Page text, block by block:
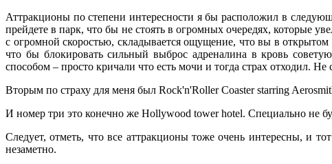
Аттракционы по степени интересности я бы расположил в
прейдете в парк, что бы не стоять в огромных очередях, которые
с огромной скоростью, складывается ощущение, что вы в
что бы блокировать сильный выброс адреналина в кровь
способом – просто кричали что есть мочи и тогда страх отходил.
Вторым по страху для меня был Rock'n'Roller Coaster starring
И номер три это конечно же Hollywood tower hotel. Специально не
Следует, отметь, что все аттракционы тоже очень интересны, и
незаметно.